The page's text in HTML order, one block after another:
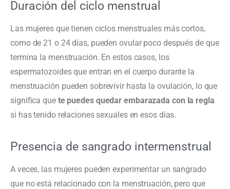
Duración del ciclo menstrual
Las mujeres que tienen ciclos menstruales más cortos,
como de 21 o 24 días, pueden ovular poco después de que
termina la menstruación. En estos casos, los
espermatozoides que entran en el cuerpo durante la
menstruación pueden sobrevivir hasta la ovulación, lo que
significa que te puedes quedar embarazada con la regla
si has tenido relaciones sexuales en esos días.
Presencia de sangrado intermenstrual
A veces, las mujeres pueden experimentar un sangrado
que no está relacionado con la menstruación, pero que